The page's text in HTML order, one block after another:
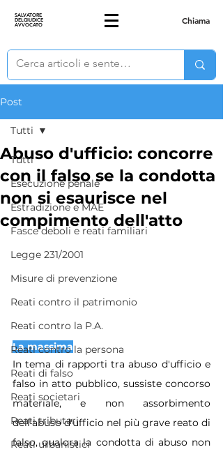
SALVATORE
DELGIUDICE
AVVOCATO Chiama
Post
Tutti
Esecuzione penale
Estradizione e MAE
Fasce deboli e reati familiari
Legge 231/2001
Misure di prevenzione
Reati contro il patrimonio
Reati contro la P.A.
Reati contro la persona
Reati di falso
Reati societari
Reati tributari
Reati urbanistici
Tutti
Abuso d'ufficio: concorre
con il falso se la condotta
non si esaurisce nel
compimento dell'atto
La massima
In tema di rapporti tra abuso d'ufficio e
falso in atto pubblico, sussiste concorso
materiale, e non assorbimento
dell'abuso d'ufficio nel più grave reato di
falso, qualora la condotta di abuso non